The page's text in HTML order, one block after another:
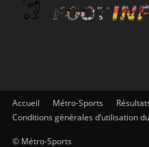
Accueil Métro-Sports
Conditions générales d’utilisation
© Métro-Sports